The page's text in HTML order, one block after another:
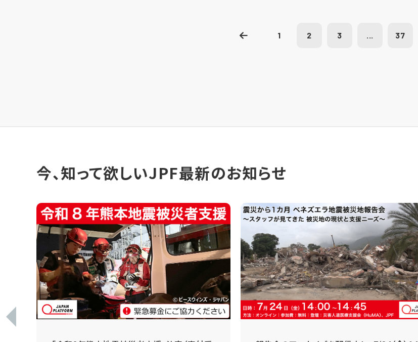
1 2 3 ... 37
今、知って欲しいJPF最新のお知らせ